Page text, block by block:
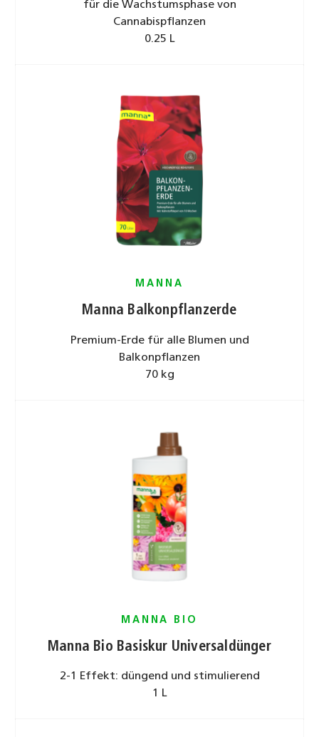
für die Wachstumsphase von
Cannabispflanzen
0.25 L
MANNA
Manna Balkonpflanzerde
Premium-Erde für alle Blumen und
Balkonpflanzen
70 kg
MANNA BIO
Manna Bio Basiskur Universaldünger
2-1 Effekt: düngend und stimulierend
1 L